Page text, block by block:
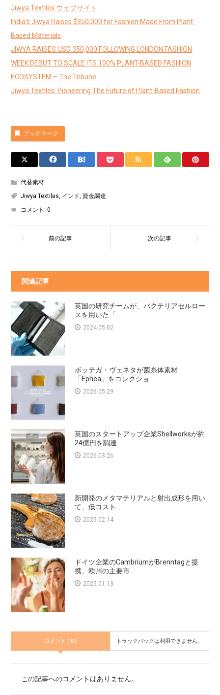
Jiwya Textiles ウェブサイト
India’s Jiwya Raises $350,000 for Fashion Made From Plant-
Based Materials
JIWYA RAISES USD 350,000 FOLLOWING LONDON FASHION
WEEK DEBUT TO SCALE ITS 100% PLANT-BASED FASHION
ECOSYSTEM – The Tribune
Jiwya Textiles: Pioneering The Future of Plant-Based Fashion
ブックマーク
代替素材
Jiwya Textiles, インド, 資金調達
コメント:0
関連記事
英国の研究チームが、バクテリアセルロー
スを用いた「...
2024.05.02
ボッテガ・ヴェネタが菌糸体素材
「Ephea」をコレクショ...
2026.05.29
英国のスタートアップ企業Shellworksが約
24億円を調達...
2026.03.26
新開発のメタマテリアルと射出成形を用い
て、低コスト...
2025.02.14
ドイツ企業のCambriumがBrenntagと提
携、欧州の主要市...
2025.01.13
コメント ( 0 ) トラックバックは利用できません。
この記事へのコメントはありません。